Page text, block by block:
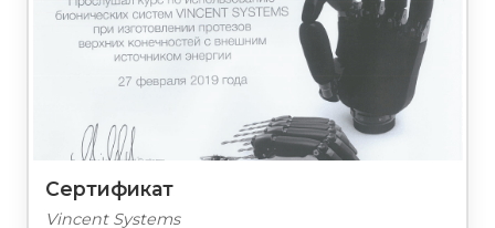
Сертификат
Vincent Systems